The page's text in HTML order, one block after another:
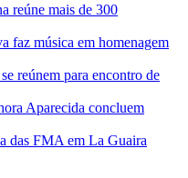
reúne mais de 300
faz música em homenagem
reúnem para encontro de
Aparecida concluem
das FMA em La Guaira